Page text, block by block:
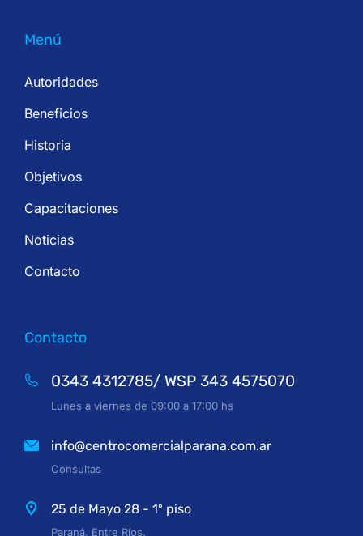
Menú
Autoridades
Beneficios
Historia
Objetivos
Capacitaciones
Noticias
Contacto
Contacto
0343 4312785/ WSP 343 4575070
Lunes a viernes de 09:00 a 17:00 hs
info@centrocomercialparana.com.ar
Consultas
25 de Mayo 28 - 1º piso
Paraná, Entre Ríos.